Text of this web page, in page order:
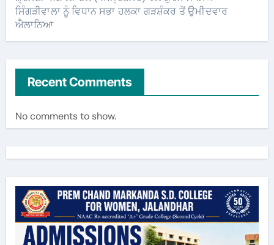
ਸਿੰਗੜੀਵਾਲਾ ਨੂੰ ਵਿਧਾਨ ਸਭਾ ਹਲਕਾ ਗੜਸ਼ੰਕਰ ਤੋਂ ਉਮੀਦਵਾਰ
ਐਲਾਨਿਆ
Recent Comments
No comments to show.